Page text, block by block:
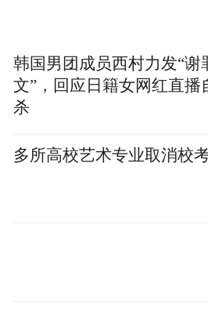
奖；2004年，朴信惠接
班车》；2006年出演电
但由于并没有受过专业
批评也越来越多，因此
学韩国中央大学学习戏
后，她就以《原来是美男
韩国男团成员西村力发“谢
文”，回应日籍女网红直播
杀
多所高校艺术专业取消校